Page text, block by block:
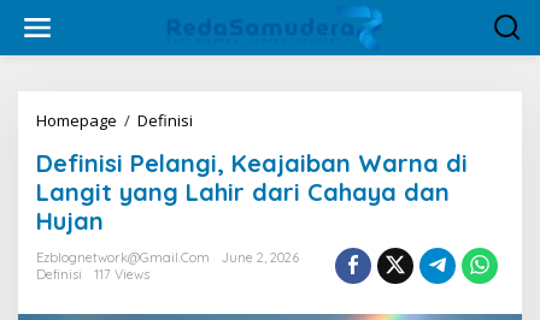
content
Homepage / Definisi
Keajaiban
Warna
di
yang
Cahaya
Definisi Pelangi, Keajaiban Warna di
Langit yang Lahir dari Cahaya dan
Hujan
Ezblognetwork@gmail.com
June 2, 2026
Definisi
117 Views